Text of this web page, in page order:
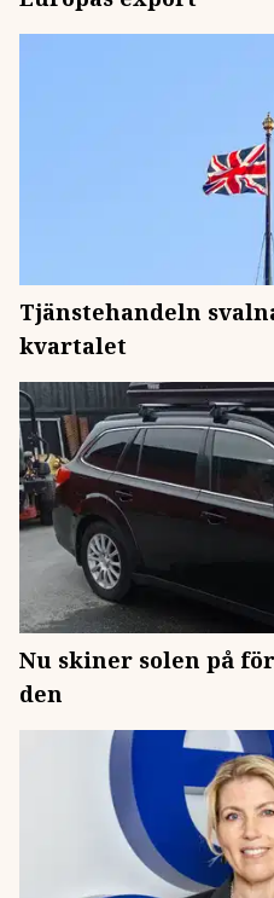
Tjänstehandeln
kvartalet
Nu skiner solen på
den